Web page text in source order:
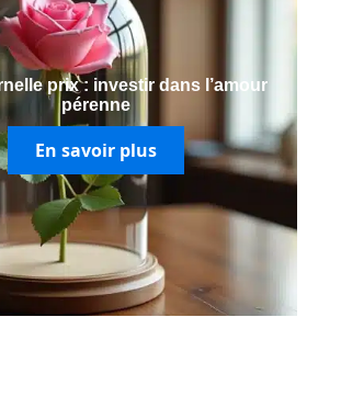
prix : investir dans l’amour
pérenne
En savoir plus